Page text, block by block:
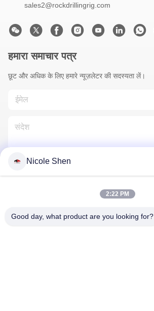
sales2@rockdrillingrig.com
हमारा समाचार पत्र
छूट और अधिक के लिए हमारे न्यूज़लेटर की सदस्यता लें।
Nicole Shen
2:22 PM
Good day, what product are you looking for?